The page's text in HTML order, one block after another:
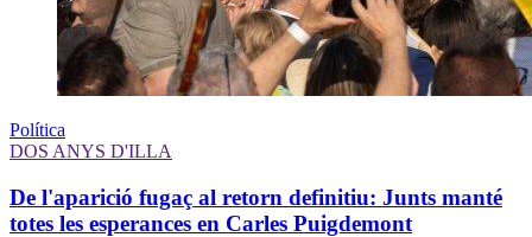
Política
DOS ANYS D'ILLA
De l'aparició fugaç al retorn definitiu: Junts manté
totes les esperances en Carles Puigdemont